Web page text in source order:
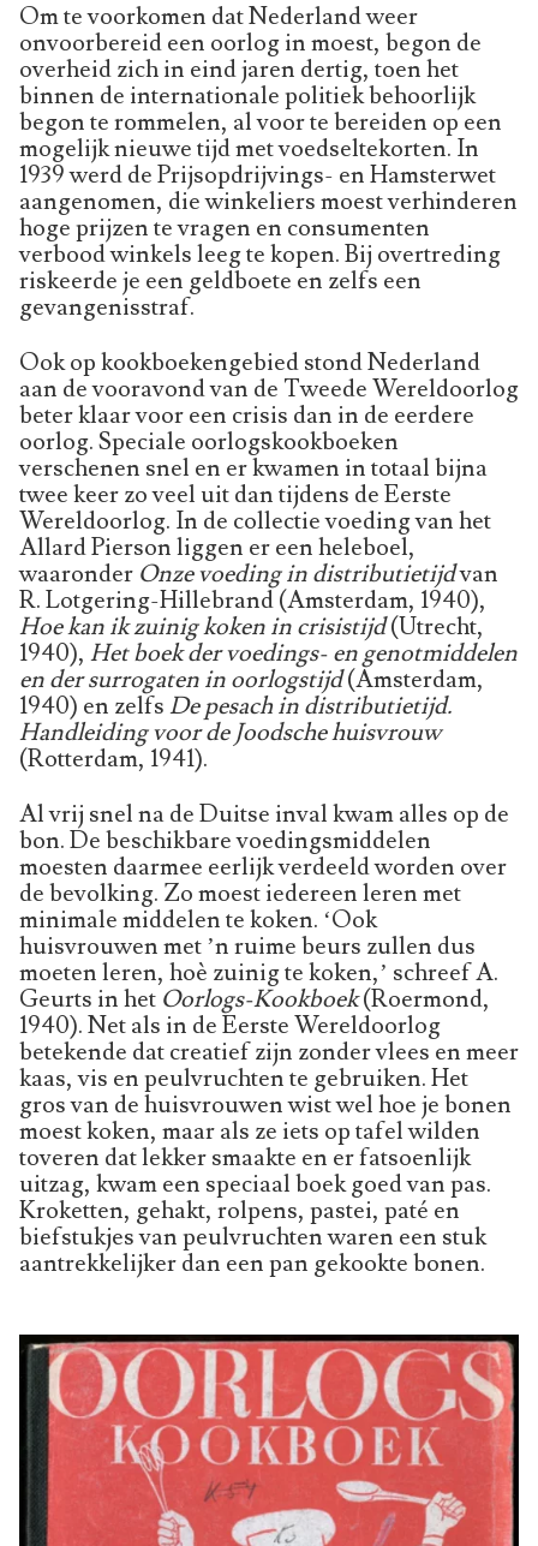
Om te voorkomen dat Nederland weer
onvoorbereid een oorlog in moest, begon de
overheid zich in eind jaren dertig, toen het
binnen de internationale politiek behoorlijk
begon te rommelen, al voor te bereiden op een
mogelijk nieuwe tijd met voedseltekorten. In
1939 werd de Prijsopdrijvings- en Hamsterwet
aangenomen, die winkeliers moest verhinderen
hoge prijzen te vragen en consumenten
verbood winkels leeg te kopen. Bij overtreding
riskeerde je een geldboete en zelfs een
gevangenisstraf.
Ook op kookboekengebied stond Nederland
aan de vooravond van de Tweede Wereldoorlog
beter klaar voor een crisis dan in de eerdere
oorlog. Speciale oorlogskookboeken
verschenen snel en er kwamen in totaal bijna
twee keer zo veel uit dan tijdens de Eerste
Wereldoorlog. In de collectie voeding van het
Allard Pierson liggen er een heleboel,
waaronder Onze voeding in distributietijdvan
R. Lotgering-Hillebrand (Amsterdam, 1940),
Hoe kan ik zuinig koken in crisistijd(Utrecht,
1940), Het boek der voedings- en genotmiddelen
en der surrogaten in oorlogstijd(Amsterdam,
1940) en zelfsDe pesach in distributietijd.
Handleiding voor de Joodsche huisvrouw
(Rotterdam, 1941).
Al vrij snel na de Duitse inval kwam alles op de
bon. De beschikbare voedingsmiddelen
moesten daarmee eerlijk verdeeld worden over
de bevolking. Zo moest iedereen leren met
minimale middelen te koken. ‘Ook
huisvrouwen met ’n ruime beurs zul­len dus
moeten leren, hoè zuinig te koken,’ schreef A.
Geurts in het Oorlogs-Kookboek(Roermond,
1940). Net als in de Eerste Wereldoorlog
betekende dat creatief zijn zonder vlees en meer
kaas, vis en peulvruchten te gebruiken. Het
gros van de huisvrouwen wist wel hoe je bonen
moest koken, maar als ze iets op tafel wilden
toveren dat lekker smaakte en er fatsoenlijk
uitzag, kwam een speciaal boek goed van pas.
Kroketten, gehakt, rolpens, pastei, paté en
biefstukjes van peulvruchten waren een stuk
aantrekkelijker dan een pan gekookte bonen.